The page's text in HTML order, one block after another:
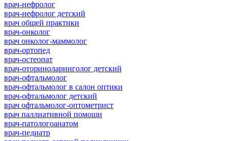
врач-нефролог
врач-нефролог детский
врач общей практики
врач-онколог
врач онколог-маммолог
врач-ортопед
врач-остеопат
врач-оториноларинголог детский
врач-офтальмолог
врач-офтальмолог в салон оптики
врач-офтальмолог детский
врач офтальмолог-оптометрист
врач паллиативной помощи
врач-патологоанатом
врач-педиатр